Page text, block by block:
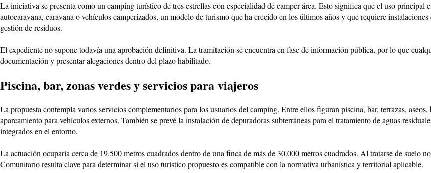
La iniciativa se presenta como un camping turístico de tres estrellas con especialidad de camper área. Esto significa que el uso principal
autocaravana, caravana o vehículos camperizados, un modelo de turismo que ha crecido en los últimos años y que requiere
gestión de residuos.
El expediente no supone todavía una aprobación definitiva. La tramitación se encuentra en fase de información pública, por lo que
documentación y presentar alegaciones dentro del plazo habilitado.
Piscina, bar, zonas verdes y servicios para viajeros
La propuesta contempla varios servicios complementarios para los usuarios del camping. Entre ellos figuran piscina, bar, terrazas,
aparcamiento para vehículos externos. También se prevé la instalación de depuradoras subterráneas para el tratamiento de aguas
integrados en el entorno.
La actuación ocuparía cerca de 19.500 metros cuadrados dentro de una finca de más de 30.000 metros cuadrados. Al tratarse de suelo
Comunitario resulta clave para determinar si el uso turístico propuesto es compatible con la normativa urbanística y territorial aplicable.